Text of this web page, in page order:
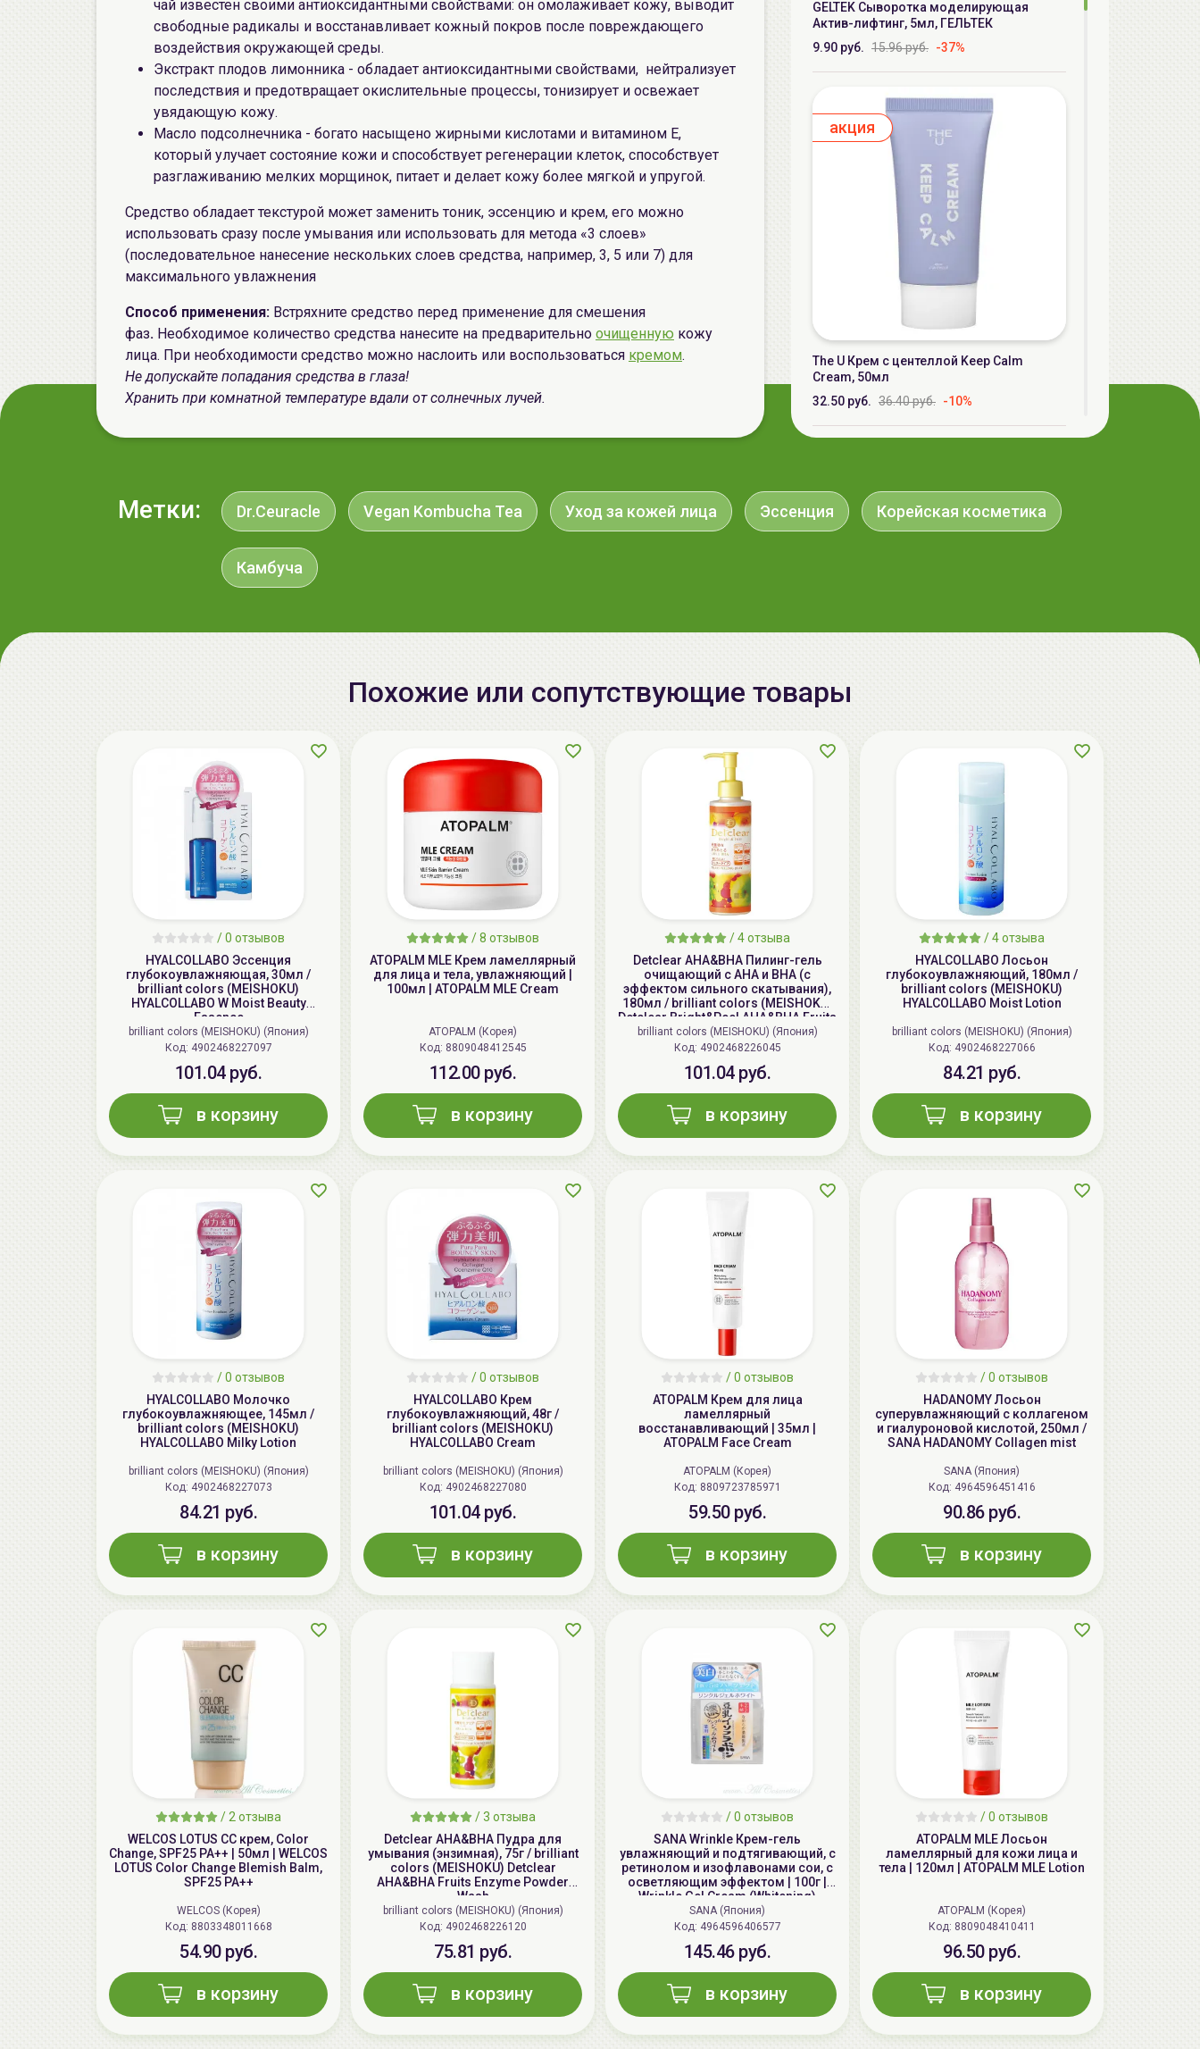
чай известен своими антиоксидантными свойствами: он омолаживает кожу, выводит
свободные радикалы и восстанавливает кожный покров после повреждающего
воздействия окружающей среды.
Экстракт плодов лимонника - обладает антиоксидантными свойствами, нейтрализует
последствия и предотвращает окислительные процессы, тонизирует и освежает
увядающую кожу.
Масло подсолнечника - богато насыщено жирными кислотами и витамином E,
который улучает состояние кожи и способствует регенерации клеток, способствует
разглаживанию мелких морщинок, питает и делает кожу более мягкой и упругой.
Средство обладает текстурой может заменить тоник, эссенцию и крем, его можно
использовать сразу после умывания или использовать для метода «3 слоев»
(последовательное нанесение нескольких слоев средства, например, 3, 5 или 7) для
максимального увлажнения
Способ применения: Встряхните средство перед применение для смешения
фаз. Необходимое количество средства нанесите на предварительно очищенную кожу
лица. При необходимости средство можно наслоить или воспользоваться кремом.
Не допускайте попадания средства в глаза!
Хранить при комнатной температуре вдали от солнечных лучей.
GELTEK Сыворотка моделирующая
Актив-лифтинг, 5мл, ГЕЛЬТЕК
9.90 руб. 15.96 руб. -37%
aкция
The U Крем с центеллой Keep Calm
Cream, 50мл
32.50 руб. 36.40 руб. -10%
59.00 руб.
AiliCode Бальзам для волос
19.99 руб.
27.38 руб. -26%
aкция
AiliCode Восстанавливающий крем-
пилинг для лица, 50мл
Метки: Dr.Ceuracle Vegan Kombucha Tea Уход за кожей лица Эссенция Корейская косметика
Камбуча
Похожие или сопутствующие товары
/0 отзывов
HYALCOLLABO Эссенция
глубокоувлажняющая, 30мл /
brilliant colors (MEISHOKU)
HYALCOLLABO W Moist Beauty
Essence
brilliant colors (MEISHOKU) (Япония)
Код: 4902468227097
101.04 руб.
в корзину
/8 отзывов
ATOPALM MLE Крем ламеллярный
для лица и тела, увлажняющий |
100мл | ATOPALM MLE Cream
ATOPALM (Корея)
Код: 8809048412545
112.00 руб.
в корзину
/4 отзыва
Detclear AHA&BHA Пилинг-гель
очищающий с AHA и BHA (с
эффектом сильного скатывания),
180мл / brilliant colors (MEISHOKU)
Detclear Bright&Peel AHA&BHA Fruits
Peeling Jelly
brilliant colors (MEISHOKU) (Япония)
Код: 4902468226045
101.04 руб.
в корзину
/4 отзыва
HYALCOLLABO Лосьон
глубокоувлажняющий, 180мл /
brilliant colors (MEISHOKU)
HYALCOLLABO Moist Lotion
brilliant colors (MEISHOKU) (Япония)
Код: 4902468227066
84.21 руб.
в корзину
/0 отзывов
HYALCOLLABO Молочко
глубокоувлажняющее, 145мл /
brilliant colors (MEISHOKU)
HYALCOLLABO Milky Lotion
brilliant colors (MEISHOKU) (Япония)
Код: 4902468227073
84.21 руб.
в корзину
/0 отзывов
HYALCOLLABO Крем
глубокоувлажняющий, 48г /
brilliant colors (MEISHOKU)
HYALCOLLABO Cream
brilliant colors (MEISHOKU) (Япония)
Код: 4902468227080
101.04 руб.
в корзину
/0 отзывов
ATOPALM Крем для лица
ламеллярный
восстанавливающий | 35мл |
ATOPALM Face Cream
ATOPALM (Корея)
Код: 8809723785971
59.50 руб.
в корзину
/0 отзывов
HADANOMY Лосьон
суперувлажняющий с коллагеном
и гиалуроновой кислотой, 250мл /
SANA HADANOMY Collagen mist
SANA (Япония)
Код: 4964596451416
90.86 руб.
в корзину
/2 отзыва
WELCOS LOTUS СС крем, Color
Change, SPF25 PA++ | 50мл | WELCOS
LOTUS Color Change Blemish Balm,
SPF25 PA++
WELCOS (Корея)
Код: 8803348011668
54.90 руб.
в корзину
/3 отзыва
Detclear AHA&BHA Пудра для
умывания (энзимная), 75г / brilliant
colors (MEISHOKU) Detclear
AHA&BHA Fruits Enzyme Powder
Wash
brilliant colors (MEISHOKU) (Япония)
Код: 4902468226120
75.81 руб.
в корзину
/0 отзывов
SANA Wrinkle Крем-гель
увлажняющий и подтягивающий, с
ретинолом и изофлавонами сои, с
осветляющим эффектом | 100г |
Wrinkle Gel Cream (Whitening)
SANA (Япония)
Код: 4964596406577
145.46 руб.
в корзину
/0 отзывов
ATOPALM MLE Лосьон
ламеллярный для кожи лица и
тела | 120мл | ATOPALM MLE Lotion
ATOPALM (Корея)
Код: 8809048410411
96.50 руб.
в корзину